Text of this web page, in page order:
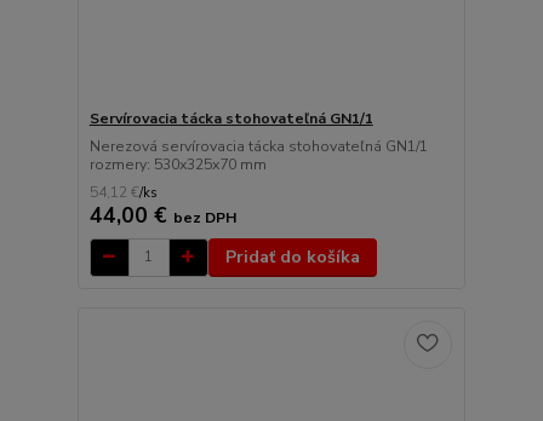
Servírovacia tácka stohovateľná GN1/1
Nerezová servírovacia tácka stohovateľná GN1/1
rozmery: 530x325x70 mm
54,12 €/ks
44,00 € bez DPH
Pridať do košíka